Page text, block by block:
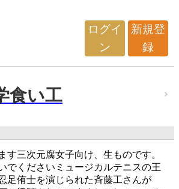
ログイ
ン
新規登
録
食い工
す三次元腐女子向け、生ものです。
でくださいミュージカルテニスの王
足侑士を演じられた斉藤工さんが